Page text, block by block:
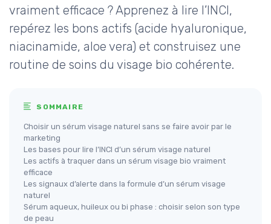
vraiment efficace ? Apprenez à lire l’INCI,
repérez les bons actifs (acide hyaluronique,
niacinamide, aloe vera) et construisez une
routine de soins du visage bio cohérente.
SOMMAIRE
Choisir un sérum visage naturel sans se faire avoir par le
marketing
Les bases pour lire l’INCI d’un sérum visage naturel
Les actifs à traquer dans un sérum visage bio vraiment
efficace
Les signaux d’alerte dans la formule d’un sérum visage
naturel
Sérum aqueux, huileux ou bi phase : choisir selon son type
de peau